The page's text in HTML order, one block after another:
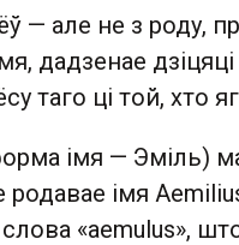
— але не з роду,
дадзенае
таго ці той, хто
імя — Эміль)
імя
«aemulus»,